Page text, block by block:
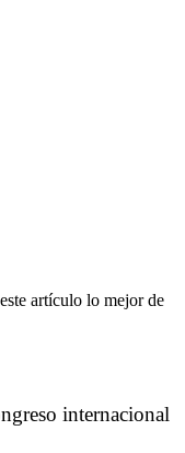
artículo lo mejor de
internacional